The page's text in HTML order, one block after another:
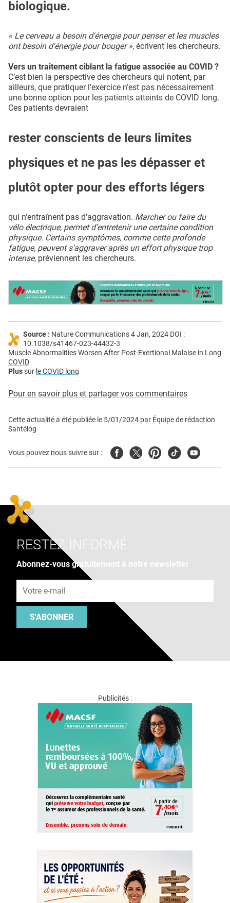
biologique.
« Le cerveau a besoin d'énergie pour penser et les muscles
ont besoin d'énergie pour bouger », écrivent les chercheurs.
Vers un traitement ciblant la fatigue associée au COVID ?
C’est bien la perspective des chercheurs qui notent, par
ailleurs, que pratiquer l’exercice n’est pas nécessairement
une bonne option pour les patients atteints de COVID long.
Ces patients devraient
rester conscients de leurs limites
physiques et ne pas les dépasser et
plutôt opter pour des efforts légers
qui n'entraînent pas d'aggravation. Marcher ou faire du
vélo électrique, permet d’entretenir une certaine condition
physique. Certains symptômes, comme cette profonde
fatigue, peuvent s'aggraver après un effort physique trop
intense, préviennent les chercheurs.
Source : Nature Communications 4 Jan, 2024 DOI :
10.1038/s41467-023-44432-3
Muscle Abnormalities Worsen After Post-Exertional Malaise in Long
COVID
Plussur le COVID long
Pour en savoir plus et partager vos commentaires
Cette actualité a été publiée le 5/01/2024 par Équipe de rédaction
Santélog
Vous pouvez nous suivre sur : FacebookTwitterPinterest
TiktokYoutube
RESTEZ INFORMÉ
Abonnez-vous gratuitement à notre newsletter
S'ABONNER
Publicités :